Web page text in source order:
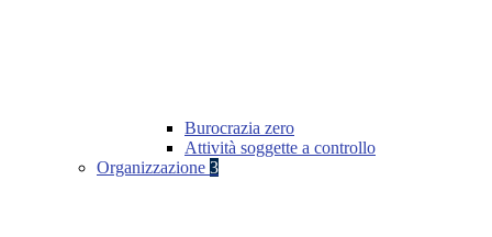
Burocrazia zero
Attività soggette a controllo
Organizzazione 3